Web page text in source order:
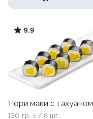
9.9
Нори маки с такуаном
130 гр. ± / 8 шт.